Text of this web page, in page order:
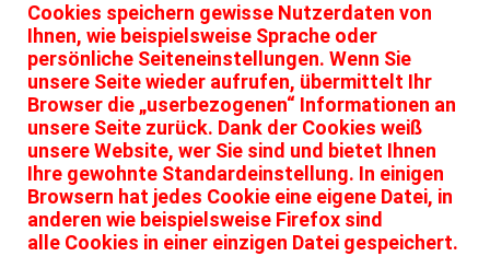
Cookies speichern gewisse Nutzerdaten von
Ihnen, wie beispielsweise Sprache oder
persönliche Seiteneinstellungen. Wenn Sie
unsere Seite wieder aufrufen, übermittelt Ihr
Browser die „userbezogenen“ Informationen an
unsere Seite zurück. Dank der Cookies weiß
unsere Website, wer Sie sind und bietet Ihnen
Ihre gewohnte Standardeinstellung. In einigen
Browsern hat jedes Cookie eine eigene Datei, in
anderen wie beispielsweise Firefox sind
alle Cookies in einer einzigen Datei gespeichert.